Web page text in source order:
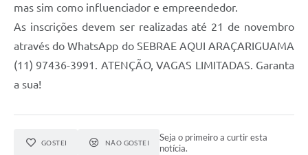
mas sim como influenciador e empreendedor.
As inscrições devem ser realizadas até 21 de novembro
através do WhatsApp do SEBRAE AQUI ARAÇARIGUAMA
(11) 97436-3991. ATENÇÃO, VAGAS LIMITADAS. Garanta
a sua!
GOSTEI NÃO GOSTEI
Seja o primeiro a curtir esta
notícia.